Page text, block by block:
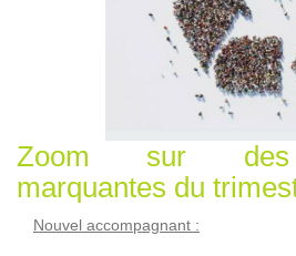
Zoom sur des
marquantes du
Nouvel accompagnant :